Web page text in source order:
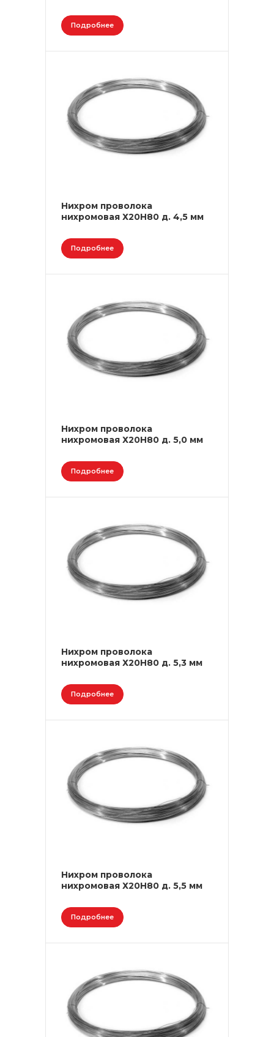
Подробнее
Нихром проволока
нихромовая Х20Н80 д. 4,5 мм
Подробнее
Нихром проволока
нихромовая Х20Н80 д. 5,0 мм
Подробнее
Нихром проволока
нихромовая Х20Н80 д. 5,3 мм
Подробнее
Нихром проволока
нихромовая Х20Н80 д. 5,5 мм
Подробнее